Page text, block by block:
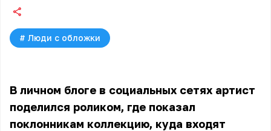
# Люди с обложки
В личном блоге в социальных сетях артист
поделился роликом, где показал
поклонникам коллекцию, куда входят